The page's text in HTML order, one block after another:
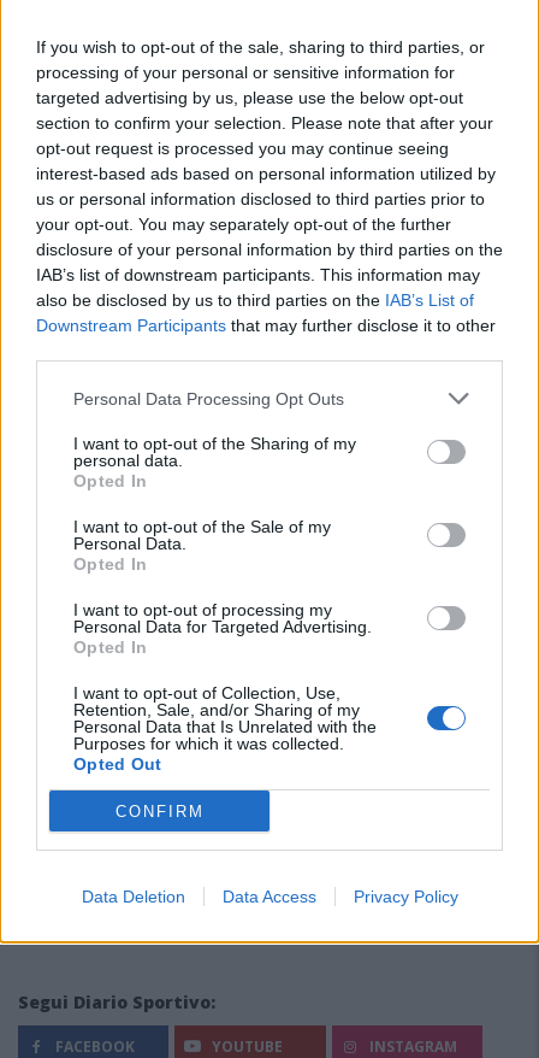
If you wish to opt-out of the sale, sharing to third parties, or
processing of your personal or sensitive information for
targeted advertising by us, please use the below opt-out
section to confirm your selection. Please note that after your
opt-out request is processed you may continue seeing
interest-based ads based on personal information utilized by
us or personal information disclosed to third parties prior to
your opt-out. You may separately opt-out of the further
disclosure of your personal information by third parties on the
IAB’s list of downstream participants. This information may
also be disclosed by us to third parties on the IAB’s List of
Downstream Participants that may further disclose it to other
Personal Data Processing Opt Outs
I want to opt-out of the Sharing of my
personal data.
Opted In
I want to opt-out of the Sale of my
Personal Data.
Opted In
I want to opt-out of processing my
Personal Data for Targeted Advertising.
Opted In
I want to opt-out of Collection, Use,
Retention, Sale, and/or Sharing of my
Personal Data that Is Unrelated with the
Purposes for which it was collected.
Opted Out
CONFIRM
Data Deletion Data Access Privacy Policy
Puddu, allo Jerzu l'attaccante Bebo Atzori
La COS approda a Barisardo tra conferme,
nuovi volti e mister Loi a fare da filo
conduttore
9 Ago 2026
Il Monte Alma rinforza l'attacco con Palmas
e Bonivardi, nel Macomer l'estro di Di Angelo
9 Ago 2026
Carbonia, Meloni si difende: «Nei rendiconti
emersi in stagione»
7 Ago 2026
Segui Diario Sportivo:
FACEBOOK YOUTUBE INSTAGRAM